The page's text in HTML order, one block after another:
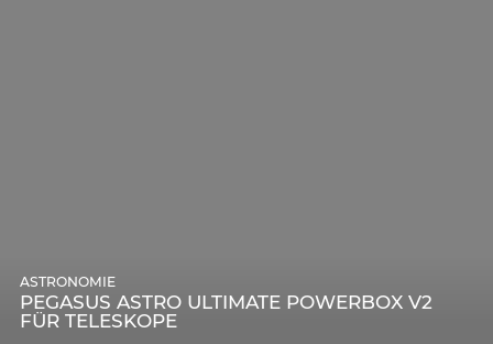
PEGASUS ASTRO ULTIMATE POWERBOX V2
FÜR TELESKOPE
ASTRONOMIE